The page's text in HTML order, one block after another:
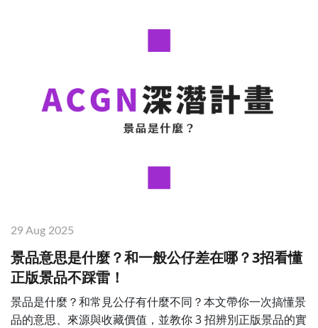
29 Aug 2025
景品意思是什麼？和一般公仔差在哪？3招看懂
正版景品不踩雷！
景品是什麼？和常見公仔有什麼不同？本文帶你一次搞懂景
品的意思、來源與收藏價值，並教你 3 招辨別正版景品的實